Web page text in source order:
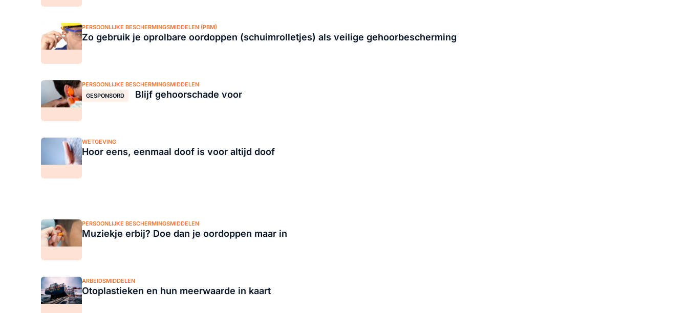
PERSOONLIJKE BESCHERMINGSMIDDELEN (PBM)
Zo gebruik je oprolbare oordoppen (schuimrolletjes) als veilige gehoorbescherming
PERSOONLIJKE BESCHERMINGSMIDDELEN
GESPONSORD
Blijf gehoorschade voor
WETGEVING
Hoor eens, eenmaal doof is voor altijd doof
PERSOONLIJKE BESCHERMINGSMIDDELEN
Muziekje erbij? Doe dan je oordoppen maar in
ARBEIDSMIDDELEN
Otoplastieken en hun meerwaarde in kaart